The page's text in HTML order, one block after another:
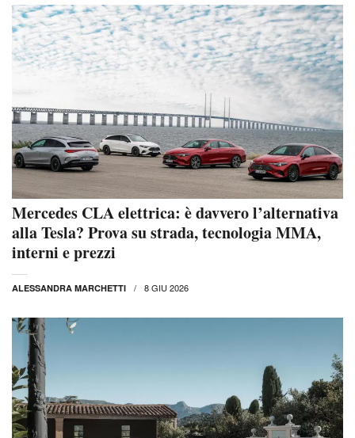
Mercedes CLA elettrica: è davvero l’alternativa
alla Tesla? Prova su strada, tecnologia MMA,
interni e prezzi
ALESSANDRA MARCHETTI 8 GIU 2026